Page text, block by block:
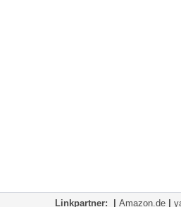
Linkpartner: Amazon.de